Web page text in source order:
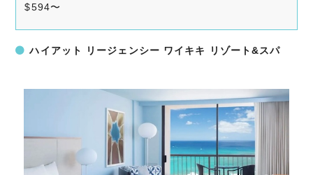
$594〜
ハイアット リージェンシー ワイキキ リゾート&スパ